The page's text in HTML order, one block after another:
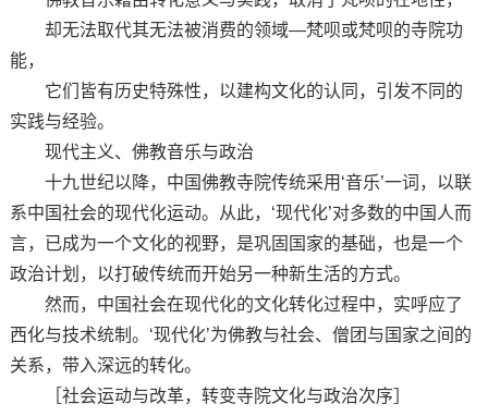
却无法取代其无法被消费的领域—梵呗或梵呗的寺院功
能，
它们皆有历史特殊性，以建构文化的认同，引发不同的
实践与经验。
现代主义、佛教音乐与政治
十九世纪以降，中国佛教寺院传统采用‘音乐’一词，以联
系中国社会的现代化运动。从此，‘现代化’对多数的中国人而
言，已成为一个文化的视野，是巩固国家的基础，也是一个
政治计划，以打破传统而开始另一种新生活的方式。
然而，中国社会在现代化的文化转化过程中，实呼应了
西化与技术统制。‘现代化’为佛教与社会、僧团与国家之间的
关系，带入深远的转化。
［社会运动与改革，转变寺院文化与政治次序］